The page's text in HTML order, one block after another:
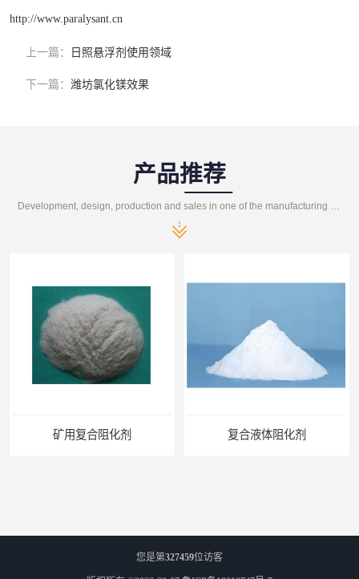
http://www.paralysant.cn
上一篇： 日照悬浮剂使用领域
下一篇： 潍坊氯化镁效果
产品推荐
Development, design, production and sales in one of the manufacturing enterprises
矿用复合阻化剂 复合液体阻化剂
您是第327459位访客